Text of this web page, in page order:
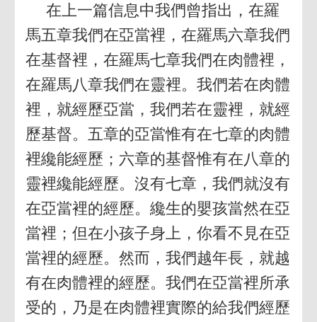
在上一篇信息中我們曾指出，在羅
馬五章我們在亞當裡，在羅馬六章我們
在基督裡，在羅馬七章我們在肉體裡，
在羅馬八章我們在靈裡。我們若在肉體
裡，就經歷亞當，我們若在靈裡，就經
歷基督。五章的亞當惟有在七章的肉體
裡纔能經歷；六章的基督惟有在八章的
靈裡纔能經歷。沒有七章，我們就沒有
在亞當裡的經歷。纔生的嬰孩當然在亞
當裡；但在小孩子身上，你看不見在亞
當裡的經歷。然而，我們越年長，就越
有在肉體裡的經歷。我們在亞當裡所承
受的，乃是在肉體裡實際的給我們經歷